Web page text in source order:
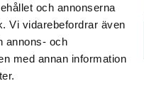
och annonserna
Vi vidarebefordrar även
annons- och
med annan information